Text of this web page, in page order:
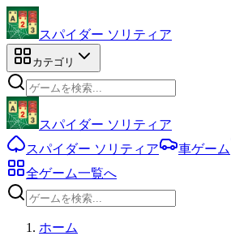
スパイダー ソリティア
カテゴリ
スパイダー ソリティア
スパイダー ソリティア
車ゲーム
全ゲーム一覧へ
ホーム